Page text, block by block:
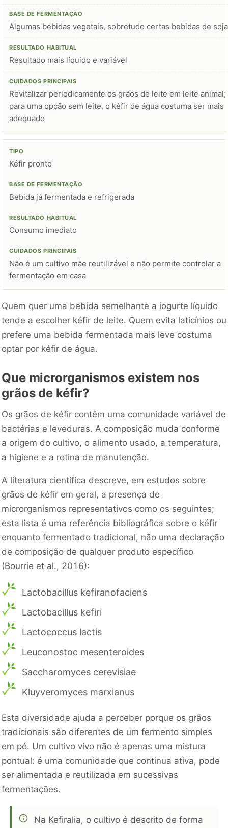
Algumas bebidas vegetais, sobretudo certas bebidas de soja
Resultado mais líquido e variável
Revitalizar periodicamente os grãos de leite em leite animal;
para uma opção sem leite, o kéfir de água costuma ser mais
adequado
Kéfir pronto
Bebida já fermentada e refrigerada
Consumo imediato
Não é um cultivo mãe reutilizável e não permite controlar a
fermentação em casa
Quem quer uma bebida semelhante a iogurte líquido
tende a escolher kéfir de leite. Quem evita laticínios ou
prefere uma bebida fermentada mais leve costuma
optar por kéfir de água.
Que microrganismos existem nos
grãos de kéfir?
Os grãos de kéfir contêm uma comunidade variável de
bactérias e leveduras. A composição muda conforme
a origem do cultivo, o alimento usado, a temperatura,
a higiene e a rotina de manutenção.
A literatura científica descreve, em estudos sobre
grãos de kéfir em geral, a presença de
microrganismos representativos como os seguintes;
esta lista é uma referência bibliográfica sobre o kéfir
enquanto fermentado tradicional, não uma declaração
de composição de qualquer produto específico
(Bourrie et al., 2016):
Lactobacillus kefiranofaciens
Lactobacillus kefiri
Lactococcus lactis
Leuconostoc mesenteroides
Saccharomyces cerevisiae
Kluyveromyces marxianus
Esta diversidade ajuda a perceber porque os grãos
tradicionais são diferentes de um fermento simples
em pó. Um cultivo vivo não é apenas uma mistura
pontual: é uma comunidade que continua ativa, pode
ser alimentada e reutilizada em sucessivas
fermentações.
Na Kefiralia, o cultivo é descrito de forma